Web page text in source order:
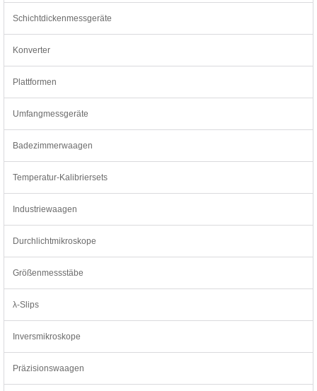
Schichtdickenmessgeräte
Konverter
Plattformen
Umfangmessgeräte
Badezimmerwaagen
Temperatur-Kalibriersets
Industriewaagen
Durchlichtmikroskope
Größenmessstäbe
λ-Slips
Inversmikroskope
Präzisionswaagen